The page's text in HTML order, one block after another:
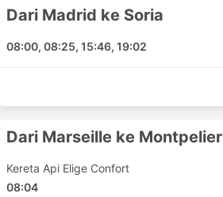
Madrid - Irun
Zaragoza - Madrid
Zaragoza - Montpelier
Huesca - Zaragoza
Dari Madrid ke Soria
08:00, 08:25, 15:46, 19:02
Dari Marseille ke Montpelier
Kereta Api Elige Confort
08:04